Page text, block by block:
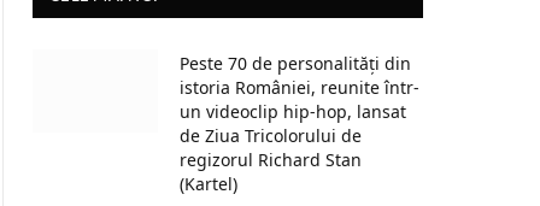
Peste 70 de personalități din
istoria României, reunite într-
un videoclip hip-hop, lansat
de Ziua Tricolorului de
regizorul Richard Stan
(Kartel)